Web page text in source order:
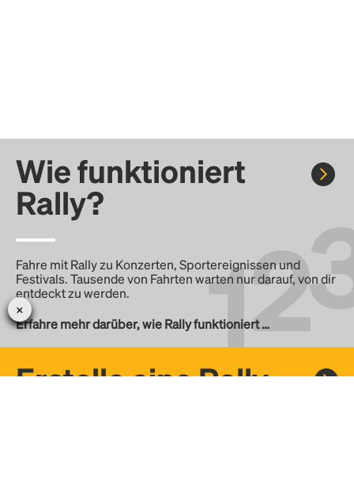
Wie funktioniert
Rally?
Fahre mit Rally zu Konzerten, Sportereignissen und
Festivals. Tausende von Fahrten warten nur darauf, von dir
entdeckt zu werden.
Erfahre mehr darüber, wie Rally funktioniert …
Erstelle eine Rally